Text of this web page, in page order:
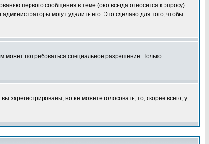
первого сообщения в теме (оно всегда относится к опросу).
могут удалить его. Это сделано для того, чтобы
может потребоваться специальное разрешение. Только
зарегистрированы, но не можете голосовать, то, скорее всего, у